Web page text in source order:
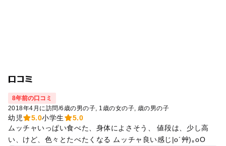
口コミ
8年前の口コミ
2018年4月に訪問/6歳の男の子 1歳の女の子 歳の男の子
幼児 5.0小学生
5.0
ムッチャいっぱい食べた、身体によさそう、 値段は、少し高
い、けど、色々とたべたくなる ムッチャ良い感じ|o´艸)｡oO